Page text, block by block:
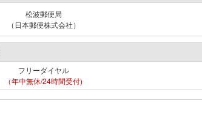
松波郵便局
（日本郵便株式会社）
フリーダイヤル
（年中無休/24時間受付)